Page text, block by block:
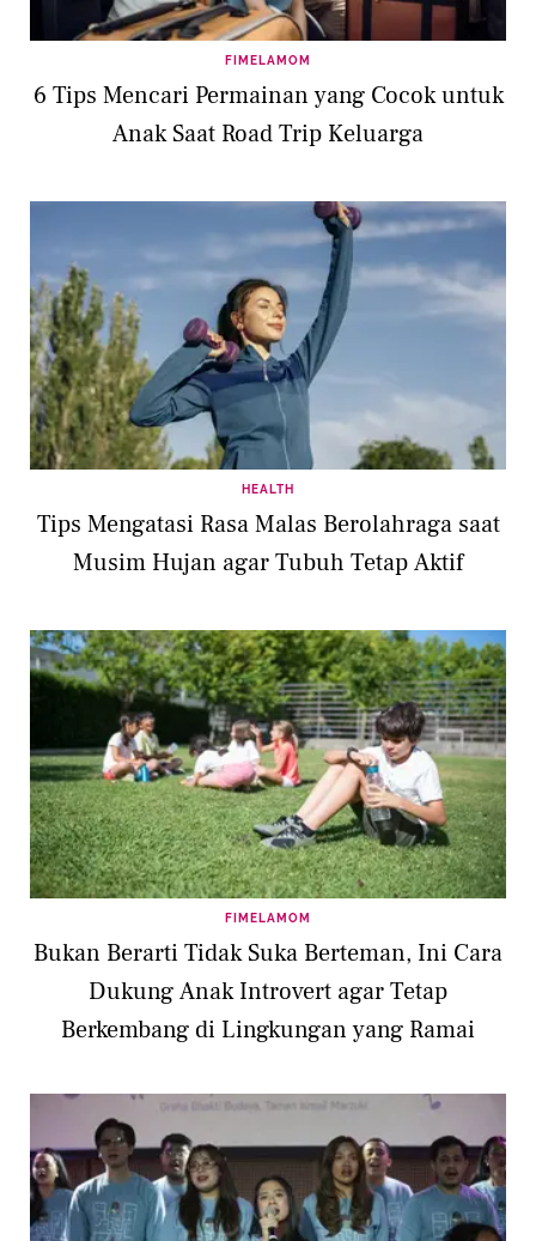
FIMELAMOM
6 Tips Mencari Permainan yang Cocok untuk
Anak Saat Road Trip Keluarga
HEALTH
Tips Mengatasi Rasa Malas Berolahraga saat
Musim Hujan agar Tubuh Tetap Aktif
FIMELAMOM
Bukan Berarti Tidak Suka Berteman, Ini Cara
Dukung Anak Introvert agar Tetap
Berkembang di Lingkungan yang Ramai